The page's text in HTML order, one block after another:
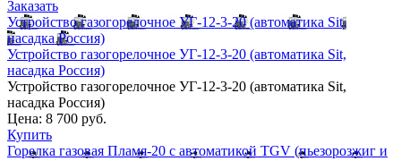
Заказать
Устройство газогорелочное УГ-12-3-20 (автоматика Sit,
насадка Россия)
Устройство газогорелочное УГ-12-3-20 (автоматика Sit,
насадка Россия)
Устройство газогорелочное УГ-12-3-20 (автоматика Sit,
насадка Россия)
Цена: 8 700 руб.
Купить
Горелка газовая Пламя-20 с автоматикой TGV (пьезорозжиг и